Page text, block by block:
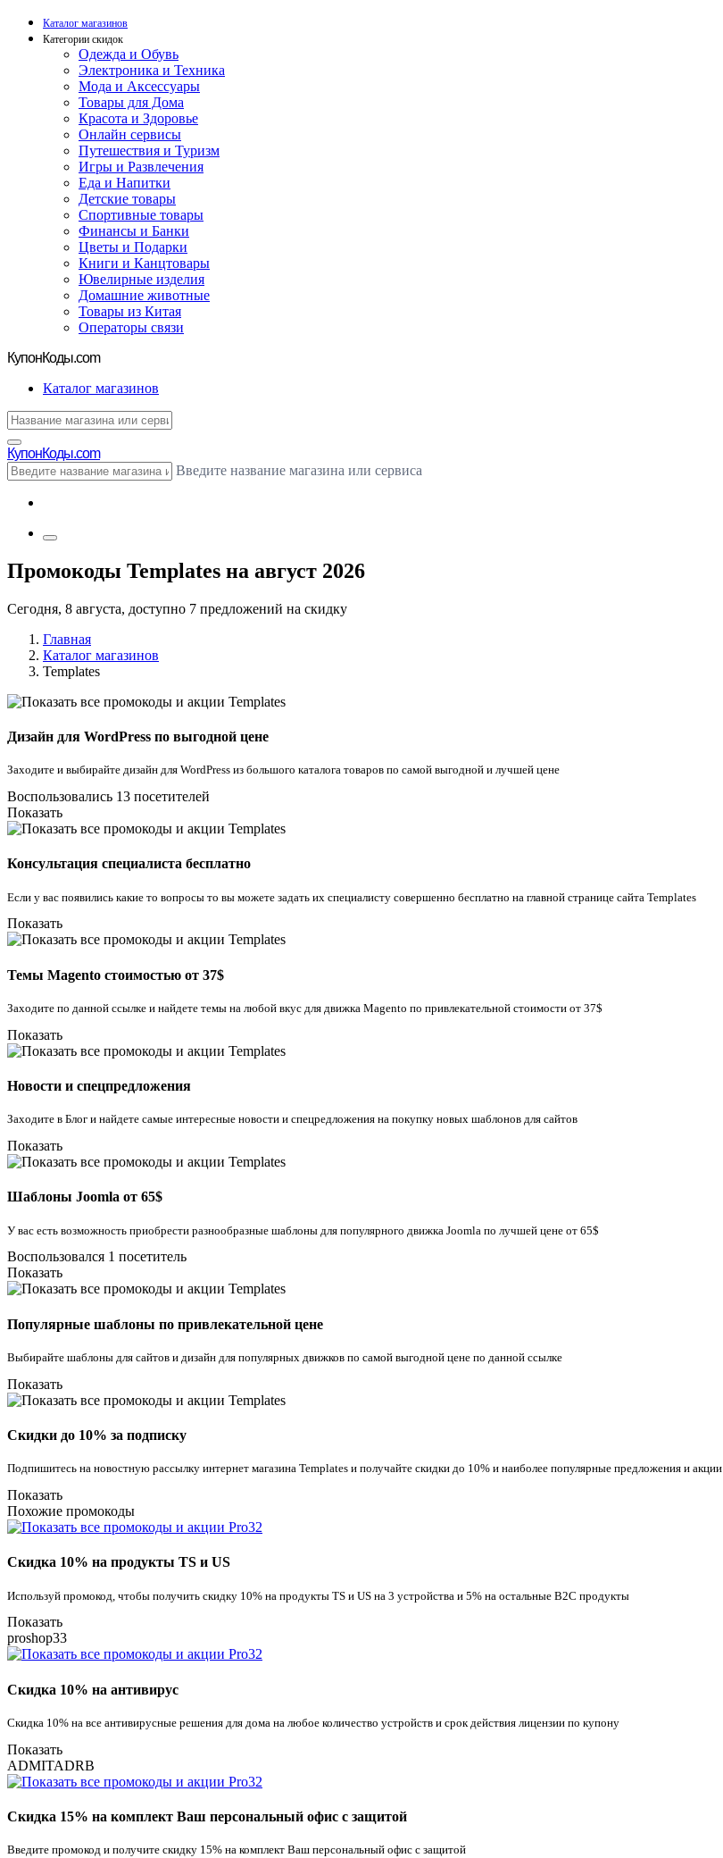
Каталог магазинов
Категории скидок
Одежда и Обувь
Электроника и Техника
Мода и Аксессуары
Товары для Дома
Красота и Здоровье
Онлайн сервисы
Путешествия и Туризм
Игры и Развлечения
Еда и Напитки
Детские товары
Спортивные товары
Финансы и Банки
Цветы и Подарки
Книги и Канцтовары
Ювелирные изделия
Домашние животные
Товары из Китая
Операторы связи
КупонКоды.com
Каталог магазинов
КупонКоды.com
Введите название магазина или сервиса
Промокоды Templates на август 2026
Сегодня, 8 августа, доступно 7 предложений на скидку
Главная
Каталог магазинов
Templates
Дизайн для WordPress по выгодной цене
Заходите и выбирайте дизайн для WordPress из большого каталога товаров по самой выгодной и лучшей цене
Воспользовались 13 посетителей
Показать
Консультация специалиста бесплатно
Если у вас появились какие то вопросы то вы можете задать их специалисту совершенно бесплатно на главной странице сайта Templates
Показать
Темы Magento стоимостью от 37$
Заходите по данной ссылке и найдете темы на любой вкус для движка Magento по привлекательной стоимости от 37$
Показать
Новости и спецпредложения
Заходите в Блог и найдете самые интересные новости и спецредложения на покупку новых шаблонов для сайтов
Показать
Шаблоны Joomla от 65$
У вас есть возможность приобрести разнообразные шаблоны для популярного движка Joomla по лучшей цене от 65$
Воспользовался 1 посетитель
Показать
Популярные шаблоны по привлекательной цене
Выбирайте шаблоны для сайтов и дизайн для популярных движков по самой выгодной цене по данной ссылке
Показать
Скидки до 10% за подписку
Подпишитесь на новостную рассылку интернет магазина Templates и получайте скидки до 10% и наиболее популярные предложения и акции
Показать
Похожие промокоды
Скидка 10% на продукты TS и US
Используй промокод, чтобы получить скидку 10% на продукты TS и US на 3 устройства и 5% на остальные B2C продукты
Показать
proshop33
Скидка 10% на антивирус
Скидка 10% на все антивирусные решения для дома на любое количество устройств и срок действия лицензии по купону
Показать
ADMITADRB
Скидка 15% на комплект Ваш персональный офис с защитой
Введите промокод и получите скидку 15% на комплект Ваш персональный офис с защитой